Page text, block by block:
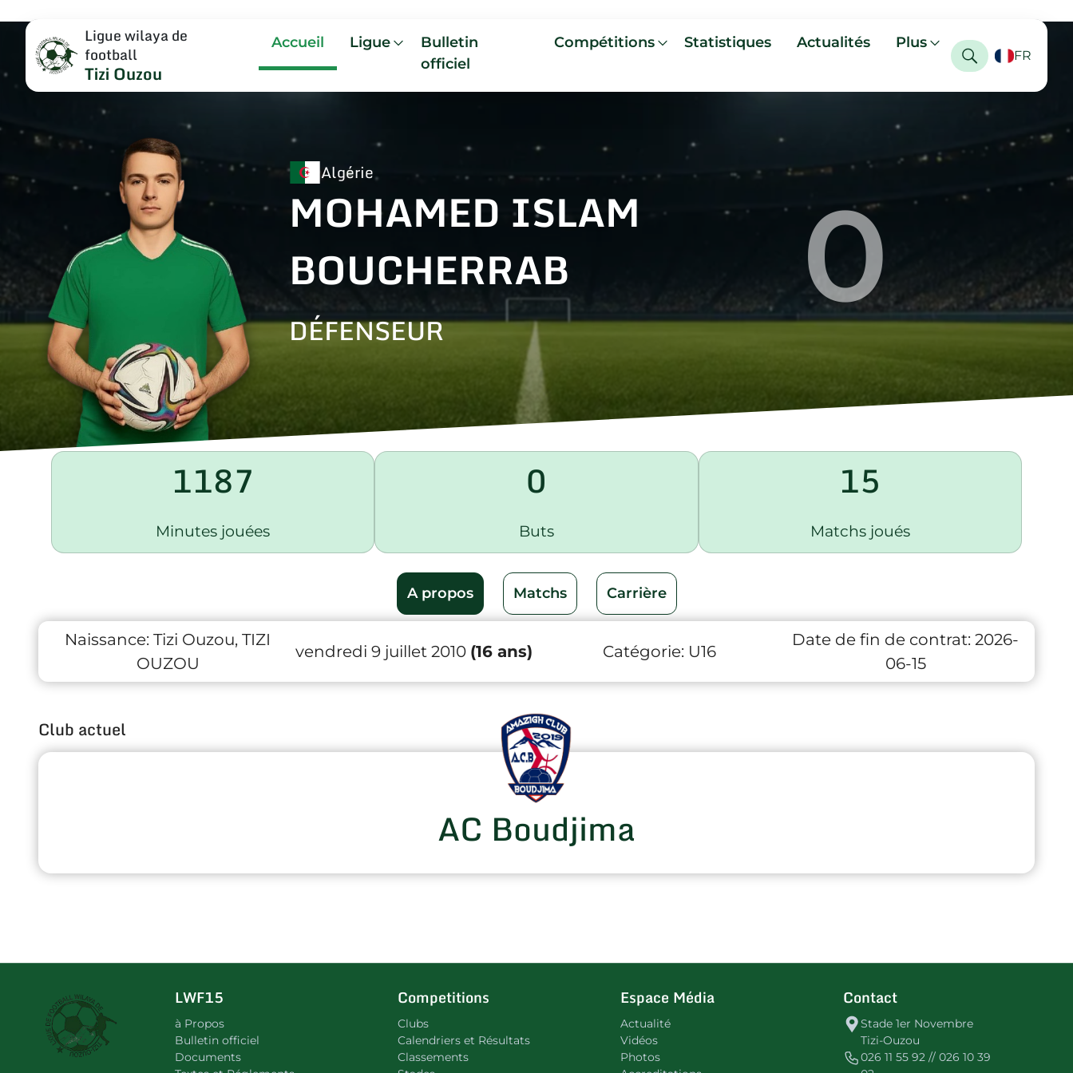
Ligue wilaya de
football
Tizi Ouzou
Accueil Ligue
Bulletin
officiel
Compétitions Statistiques Actualités Plus
FR
Algérie
MOHAMED ISLAM
BOUCHERRAB
DÉFENSEUR 0
1187
Minutes jouées
0
Buts
15
Matchs joués
A propos Matchs Carrière
Naissance: Tizi Ouzou, TIZI
OUZOU
vendredi 9 juillet 2010 (16 ans) Catégorie: U16
Date de fin de contrat: 2026-
06-15
Club actuel
AC Boudjima
LWF15
à Propos
Bulletin officiel
Documents
Competitions
Clubs
Calendriers et Résultats
Classements
Espace Média
Actualité
Vidéos
Photos
Contact
Stade 1er Novembre
Tizi-Ouzou
026 11 55 92 // 026 10 39